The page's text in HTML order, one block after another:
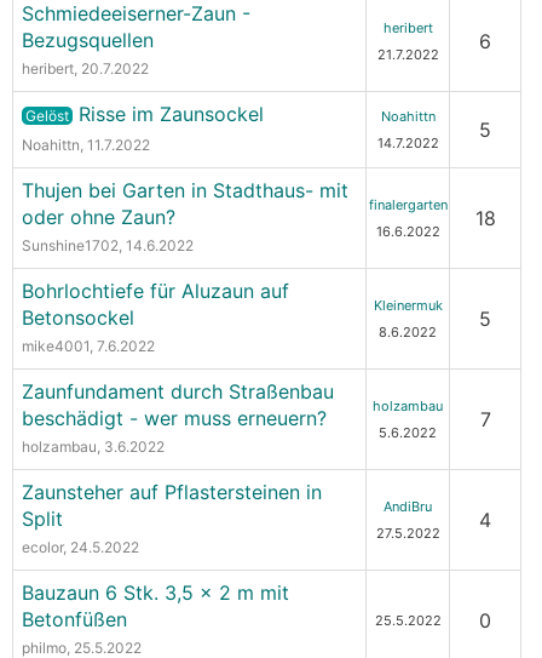
Schmiedeeiserner-Zaun -
Bezugsquellen
heribert, 20.7.2022
heribert
21.7.2022
6
Gelöst Risse im Zaunsockel
Noahittn, 11.7.2022
Noahittn
14.7.2022
5
Thujen bei Garten in Stadthaus- mit
oder ohne Zaun?
Sunshine1702, 14.6.2022
finalergarten
16.6.2022
18
Bohrlochtiefe für Aluzaun auf
Betonsockel
mike4001, 7.6.2022
Kleinermuk
8.6.2022
5
Zaunfundament durch Straßenbau
beschädigt - wer muss erneuern?
holzambau, 3.6.2022
holzambau
5.6.2022
7
Zaunsteher auf Pflastersteinen in
Split
ecolor, 24.5.2022
AndiBru
27.5.2022
4
Bauzaun 6 Stk. 3,5 x 2 m mit
Betonfüßen
philmo, 25.5.2022
25.5.2022 0